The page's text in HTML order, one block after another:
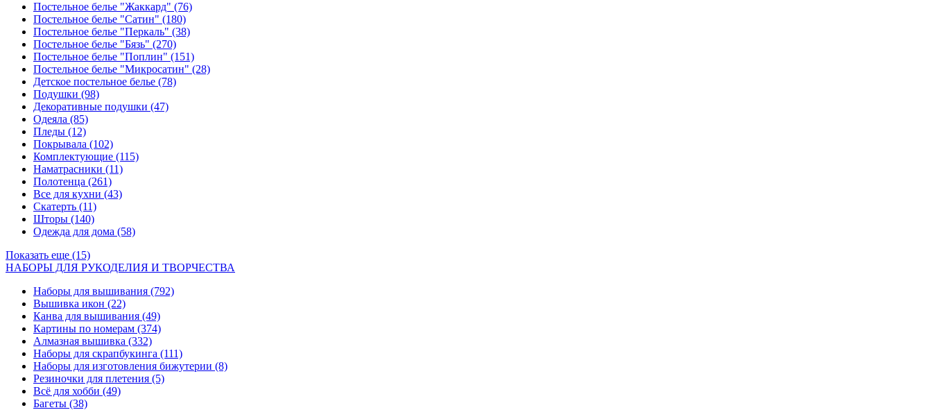
Постельное белье "Жаккард" (76)
Постельное белье "Сатин" (180)
Постельное белье "Перкаль" (38)
Постельное белье "Бязь" (270)
Постельное белье "Поплин" (151)
Постельное белье "Микросатин" (28)
Детское постельное белье (78)
Подушки (98)
Декоративные подушки (47)
Одеяла (85)
Пледы (12)
Покрывала (102)
Комплектующие (115)
Наматрасники (11)
Полотенца (261)
Все для кухни (43)
Скатерть (11)
Шторы (140)
Одежда для дома (58)
Показать еще (15)
НАБОРЫ ДЛЯ РУКОДЕЛИЯ И ТВОРЧЕСТВА
Наборы для вышивания (792)
Вышивка икон (22)
Канва для вышивания (49)
Картины по номерам (374)
Алмазная вышивка (332)
Наборы для скрапбукинга (111)
Наборы для изготовления бижутерии (8)
Резиночки для плетения (5)
Всё для хобби (49)
Багеты (38)